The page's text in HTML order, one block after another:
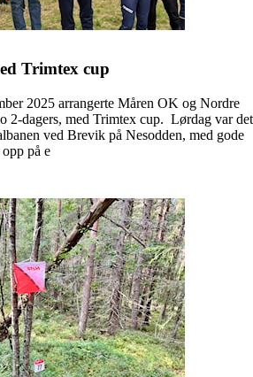
Trimtex cup
2025 arrangerte Måren OK og Nordre
2-dagers, med Trimtex cup. Lørdag var det
ved Brevik på Nesodden, med gode
på e